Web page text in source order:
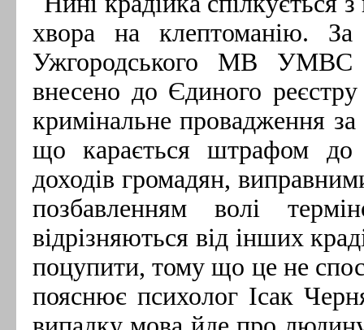
хвора на клептоманію. За
Ужгородського МВ УМВС
внесено до Єдиного реєстру
кримінальне провадження
що карається штрафом до
доходів громадян,
позбавленням волі
відрізняються від інших
поцупити, тому що це не
пояснює психолог Ісак